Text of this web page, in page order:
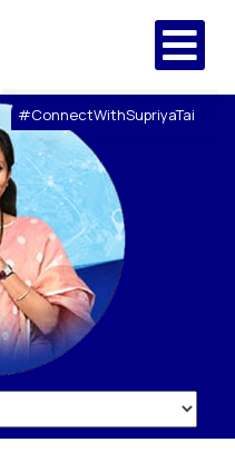
#ConnectWithSupriyaTai